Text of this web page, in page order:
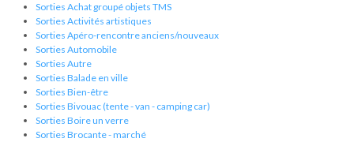
Sorties Achat groupé objets TMS
Sorties Activités artistiques
Sorties Apéro-rencontre anciens/nouveaux
Sorties Automobile
Sorties Autre
Sorties Balade en ville
Sorties Bien-être
Sorties Bivouac (tente - van - camping car)
Sorties Boire un verre
Sorties Brocante - marché